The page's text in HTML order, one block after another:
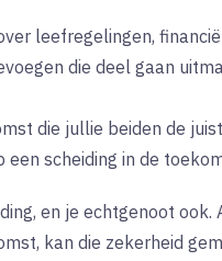
leefregelingen,
die deel gaan
die jullie beiden de
scheiding in de
en je echtgenoot ook.
kan die zekerheid